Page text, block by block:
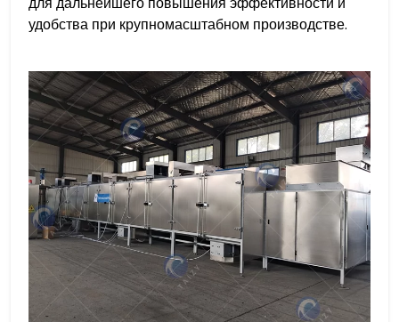
удобства при крупномасштабном производстве.